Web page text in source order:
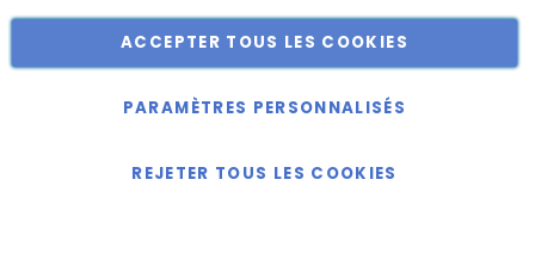
Tous droits réservés.
ACCEPTER TOUS LES COOKIES
PARAMÈTRES PERSONNALISÉS
REJETER TOUS LES COOKIES